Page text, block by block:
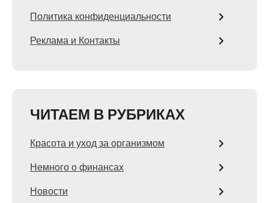
Политика конфиденциальности
Реклама и Контакты
ЧИТАЕМ В РУБРИКАХ
Красота и уход за организмом
Немного о финансах
Новости